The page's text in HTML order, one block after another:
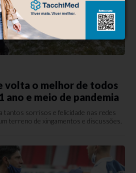
volta o melhor de todos
ano e meio de pandemia
tantos sorrisos e felicidade nas redes
terreno de xingamentos e discussões.